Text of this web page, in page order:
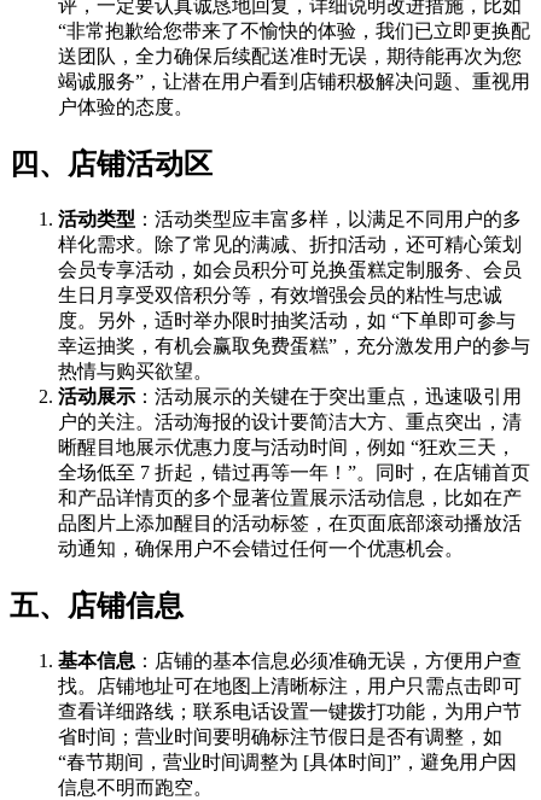
评，一定要认真诚恳地回复，详细说明改进措施，比如
“非常抱歉给您带来了不愉快的体验，我们已立即更换配
送团队，全力确保后续配送准时无误，期待能再次为您
竭诚服务”，让潜在用户看到店铺积极解决问题、重视用
户体验的态度。
四、店铺活动区
活动类型 ：活动类型应丰富多样，以满足不同用户的多
样化需求。除了常见的满减、折扣活动，还可精心策划
会员专享活动，如会员积分可兑换蛋糕定制服务、会员
生日月享受双倍积分等，有效增强会员的粘性与忠诚
度。另外，适时举办限时抽奖活动，如 “下单即可参与
幸运抽奖，有机会赢取免费蛋糕”，充分激发用户的参与
热情与购买欲望。
活动展示 ：活动展示的关键在于突出重点，迅速吸引用
户的关注。活动海报的设计要简洁大方、重点突出，清
晰醒目地展示优惠力度与活动时间，例如 “狂欢三天，
全场低至 7 折起，错过再等一年！”。同时，在店铺首页
和产品详情页的多个显著位置展示活动信息，比如在产
品图片上添加醒目的活动标签，在页面底部滚动播放活
动通知，确保用户不会错过任何一个优惠机会。
五、店铺信息
基本信息 ：店铺的基本信息必须准确无误，方便用户查
找。店铺地址可在地图上清晰标注，用户只需点击即可
查看详细路线；联系电话设置一键拨打功能，为用户节
省时间；营业时间要明确标注节假日是否有调整，如
“春节期间，营业时间调整为 [具体时间]”，避免用户因
信息不明而跑空。